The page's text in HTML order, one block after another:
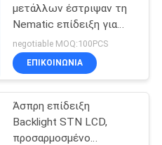
μετάλλων έστριψαν τη
Nematic επίδειξη για
την ηλεκτρονική κλίμακα
ISO14001 εγκεκριμένη
negotiable MOQ:100PCS
ΕΠΙΚΟΙΝΩΝΊΑ
Άσπρη επίδειξη
Backlight STN LCD,
προσαρμοσμένο